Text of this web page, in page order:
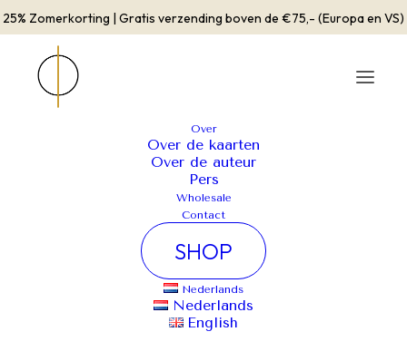
25% Zomerkorting | Gratis verzending boven de €75,- (Europa en VS)
Over
Over de kaarten
Over de auteur
Pers
Wholesale
Contact
SHOP
Nederlands
Nederlands
English